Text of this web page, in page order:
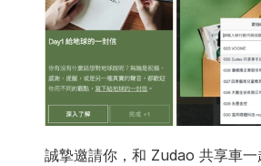
誠摯邀請你，和 Zudao 共享車